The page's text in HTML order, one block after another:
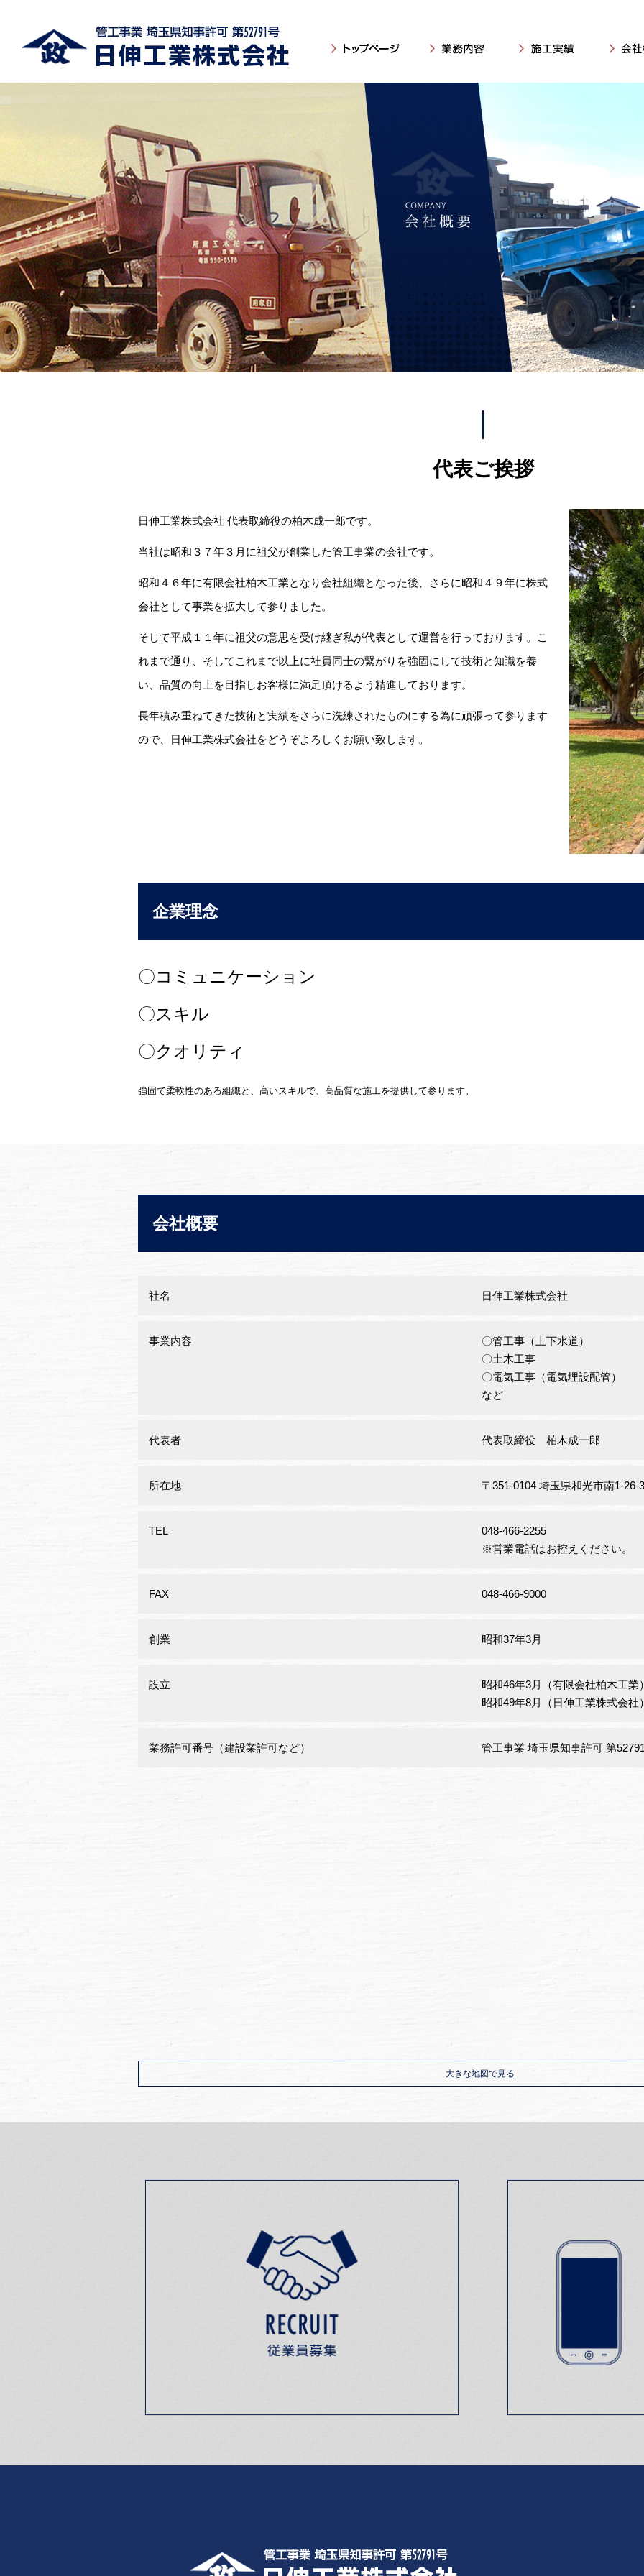
代表ご挨拶
日伸工業株式会社 代表取締役の柏木成一郎です。
当社は昭和３７年３月に祖父が創業した管工事業の会社です。
昭和４６年に有限会社柏木工業となり会社組織となった後、さらに昭和４９年に株式
会社として事業を拡大して参りました。
そして平成１１年に祖父の意思を受け継ぎ私が代表として運営を行っております。こ
れまで通り、そしてこれまで以上に社員同士の繋がりを強固にして技術と知識を養
い、品質の向上を目指しお客様に満足頂けるよう精進しております。
長年積み重ねてきた技術と実績をさらに洗練されたものにする為に頑張って参ります
ので、日伸工業株式会社をどうぞよろしくお願い致します。
企業理念
〇コミュニケーション
〇スキル
〇クオリティ
強固で柔軟性のある組織と、高いスキルで、高品質な施工を提供して参ります。
会社概要
社名 日伸工業株式会社
事業内容
〇管工事（上下水道）
〇土木工事
〇電気工事（電気埋設配管）
など
代表者 代表取締役 柏木成一郎
所在地 〒351-0104 埼玉県和光市南1-26-
TEL
048-466-2255
※営業電話はお控えください。
FAX 048-466-9000
創業 昭和37年3月
設立
昭和46年3月（有限会社柏木工業
昭和49年8月（日伸工業株式会社
業務許可番号（建設業許可など） 管工事業 埼玉県知事許可 第
大きな地図で見る